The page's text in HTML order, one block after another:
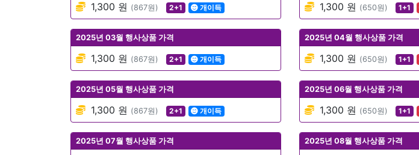
1,300 원 (867원) 2+1 개이득 1,300 원 (650원) 1+1
2025년 03월 행사상품 가격
1,300 원 (867원) 2+1 개이득
2025년 04월 행사상품 가격
1,300 원 (650원) 1+1
2025년 05월 행사상품 가격
1,300 원 (867원) 2+1 개이득
2025년 06월 행사상품 가격
1,300 원 (650원) 1+1
2025년 07월 행사상품 가격 2025년 08월 행사상품 가격